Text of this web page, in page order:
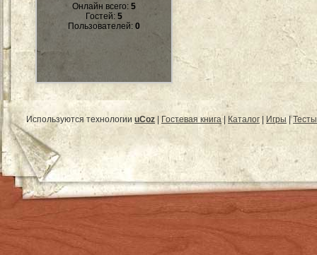
Онлайн всего: 5
Гостей: 5
Пользователей: 0
Используются технологии uCoz | Гостевая книга| Каталог | Игры |Тесты